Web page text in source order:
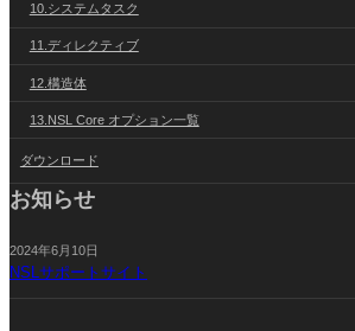
10.システムタスク
11.ディレクティブ
12.構造体
13.NSL Core オプション一覧
ダウンロード
お知らせ
2024年6月10日
NSLサポートサイト